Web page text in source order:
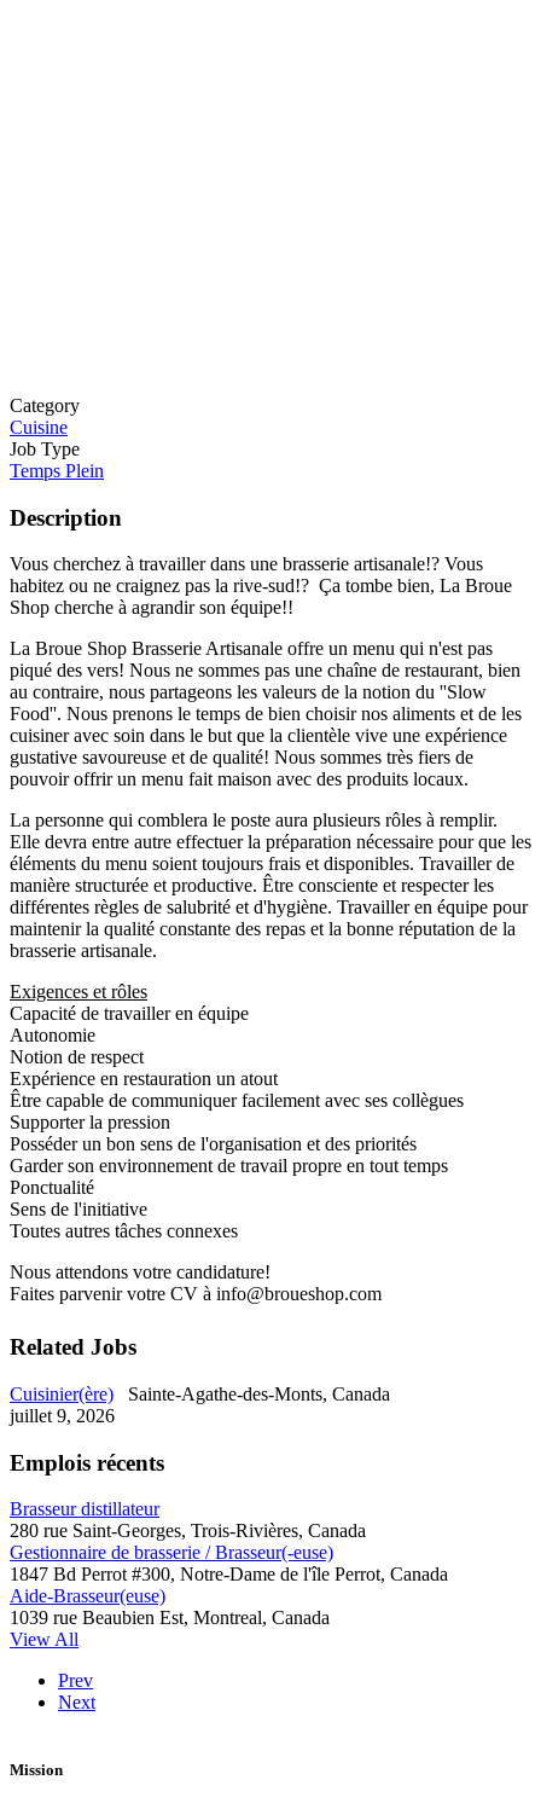
Category
Cuisine
Job Type
Temps Plein
Description
Vous cherchez à travailler dans une brasserie artisanale!? Vous
habitez ou ne craignez pas la rive-sud!? Ça tombe bien, La Broue
Shop cherche à agrandir son équipe!!
La Broue Shop Brasserie Artisanale offre un menu qui n'est pas
piqué des vers! Nous ne sommes pas une chaîne de restaurant, bien
au contraire, nous partageons les valeurs de la notion du ''Slow
Food''. Nous prenons le temps de bien choisir nos aliments et de les
cuisiner avec soin dans le but que la clientèle vive une expérience
gustative savoureuse et de qualité! Nous sommes très fiers de
pouvoir offrir un menu fait maison avec des produits locaux.
La personne qui comblera le poste aura plusieurs rôles à remplir.
Elle devra entre autre effectuer la préparation nécessaire pour que les
éléments du menu soient toujours frais et disponibles. Travailler de
manière structurée et productive. Être consciente et respecter les
différentes règles de salubrité et d'hygiène. Travailler en équipe pour
maintenir la qualité constante des repas et la bonne réputation de la
brasserie artisanale.
Exigences et rôles
Capacité de travailler en équipe
Autonomie
Notion de respect
Expérience en restauration un atout
Être capable de communiquer facilement avec ses collègues
Supporter la pression
Posséder un bon sens de l'organisation et des priorités
Garder son environnement de travail propre en tout temps
Ponctualité
Sens de l'initiative
Toutes autres tâches connexes
Nous attendons votre candidature!
Faites parvenir votre CV à info@broueshop.com
Related Jobs
Cuisinier(ère)
Sainte-Agathe-des-Monts, Canada
juillet 9, 2026
Emplois récents
Brasseur distillateur
280 rue Saint-Georges, Trois-Rivières, Canada
Gestionnaire de brasserie / Brasseur(-euse)
1847 Bd Perrot #300, Notre-Dame de l'île Perrot, Canada
Aide-Brasseur(euse)
1039 rue Beaubien Est, Montreal, Canada
View All
Prev
Next
Mission